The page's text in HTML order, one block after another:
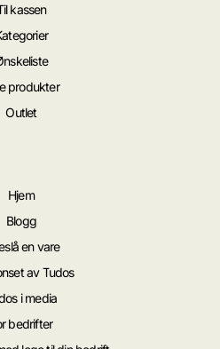
kassen
produkter
Outlet
Hjem
Blogg
en vare
av Tudos
i media
bedrifter